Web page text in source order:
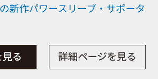
新作パワースリーブ・サポータ
る 詳細ページを見る